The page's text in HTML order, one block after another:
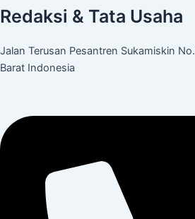
Redaksi & Tata Usaha
Jalan Terusan Pesantren Sukamiskin
Barat Indonesia